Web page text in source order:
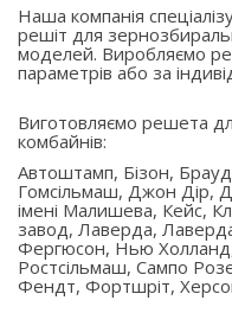
Наша компанія
решіт для
моделей. Виробляємо
параметрів або за
Виготовляємо решета
комбайнів:
Автоштамп, Бізон,
Гомсільмаш, Джон Дір,
імені Малишева, Кейс,
завод, Лаверда,
Фергюсон, Нью
Ростсільмаш, Сампо
Фендт, Фортшріт,